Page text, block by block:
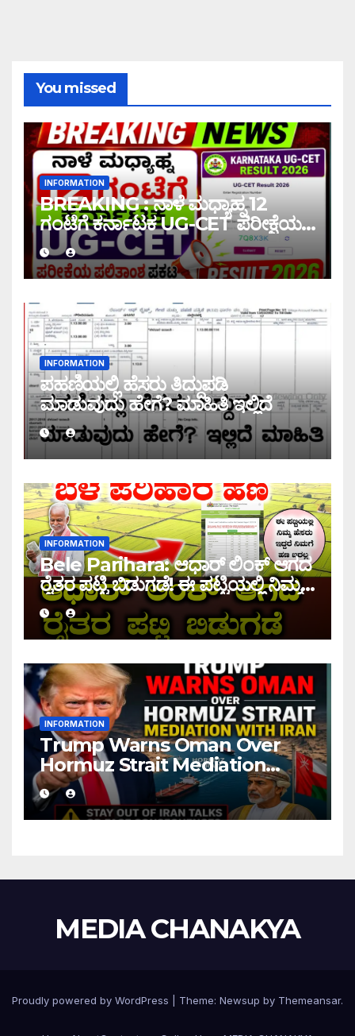
You missed
INFORMATION
BREAKING : ನಾಳೆ ಮಧ್ಯಾಹ್ನ 12
ಗಂಟೆಗೆ ಕರ್ನಾಟಕ UG-CET ಪರೀಕ್ಷೆಯ
ಫಲಿತಾಂಶ ಪ್ರಕಟ |UG-CET Result
2026
INFORMATION
ಪಹಣಿಯಲ್ಲಿ ಹೆಸರು ತಿದ್ದುಪಡಿ
ಮಾಡುವುದು ಹೇಗೆ? ಮಾಹಿತಿ ಇಲ್ಲಿದೆ
INFORMATION
Bele Parihara: ಆಧಾರ್ ಲಿಂಕ್ ಆಗದ
ರೈತರ ಪಟ್ಟಿ ಬಿಡುಗಡೆ! ಈ ಪಟ್ಟಿಯಲ್ಲಿ ನಿಮ್ಮ
ಹೆಸರು ಇದ್ದರೆ ನಿಮಗೆ ಹಣ ಜಮಾ ಆಗಲ್ಲ !
INFORMATION
Trump Warns Oman Over
Hormuz Strait Mediation
With Iran
MEDIA CHANAKYA
Proudly powered by WordPress Theme: Newsup by Themeansar.